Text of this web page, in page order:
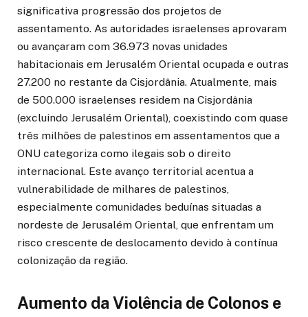
significativa progressão dos projetos de
assentamento. As autoridades israelenses aprovaram
ou avançaram com 36.973 novas unidades
habitacionais em Jerusalém Oriental ocupada e outras
27.200 no restante da Cisjordânia. Atualmente, mais
de 500.000 israelenses residem na Cisjordânia
(excluindo Jerusalém Oriental), coexistindo com quase
três milhões de palestinos em assentamentos que a
ONU categoriza como ilegais sob o direito
internacional. Este avanço territorial acentua a
vulnerabilidade de milhares de palestinos,
especialmente comunidades beduínas situadas a
nordeste de Jerusalém Oriental, que enfrentam um
risco crescente de deslocamento devido à contínua
colonização da região.
Aumento da Violência de Colonos e